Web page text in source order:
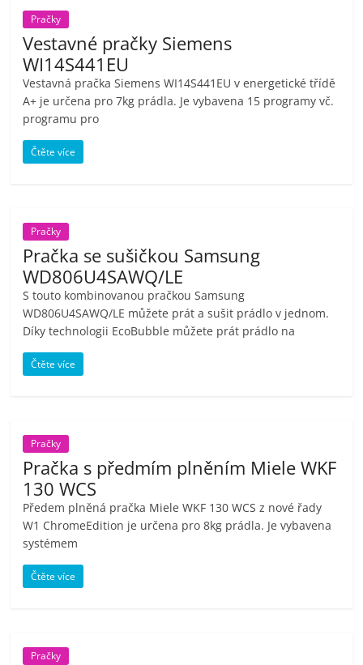
Pračky
Vestavné pračky Siemens
WI14S441EU
Vestavná pračka Siemens WI14S441EU v energetické třídě
A+ je určena pro 7kg prádla. Je vybavena 15 programy vč.
programu pro
Čtěte více
Pračky
Pračka se sušičkou Samsung
WD806U4SAWQ/LE
S touto kombinovanou pračkou Samsung
WD806U4SAWQ/LE můžete prát a sušit prádlo v jednom.
Díky technologii EcoBubble můžete prát prádlo na
Čtěte více
Pračky
Pračka s předmím plněním Miele WKF
130 WCS
Předem plněná pračka Miele WKF 130 WCS z nové řady
W1 ChromeEdition je určena pro 8kg prádla. Je vybavena
systémem
Čtěte více
Pračky